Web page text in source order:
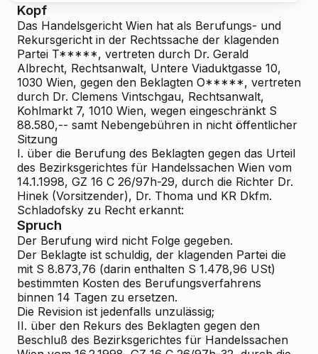
Kopf
Das Handelsgericht Wien hat als Berufungs- und
Rekursgericht in der Rechtssache der klagenden
Partei T*****, vertreten durch Dr. Gerald
Albrecht, Rechtsanwalt, Untere Viaduktgasse 10,
1030 Wien, gegen den Beklagten O*****, vertreten
durch Dr. Clemens Vintschgau, Rechtsanwalt,
Kohlmarkt 7, 1010 Wien, wegen eingeschränkt S
88.580,-- samt Nebengebühren in nicht öffentlicher
Sitzung
I. über die Berufung des Beklagten gegen das Urteil
des Bezirksgerichtes für Handelssachen Wien vom
14.1.1998, GZ 16 C 26/97h-29, durch die Richter Dr.
Hinek (Vorsitzender), Dr. Thoma und KR Dkfm.
Schladofsky zu Recht erkannt:
Spruch
Der Berufung wird nicht Folge gegeben.
Der Beklagte ist schuldig, der klagenden Partei die
mit S 8.873,76 (darin enthalten S 1.478,96 USt)
bestimmten Kosten des Berufungsverfahrens
binnen 14 Tagen zu ersetzen.
Die Revision ist jedenfalls unzulässig;
II. über den Rekurs des Beklagten gegen den
Beschluß des Bezirksgerichtes für Handelssachen